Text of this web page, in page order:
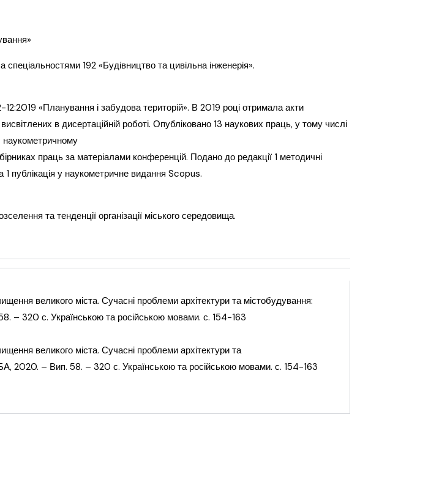
спеціальностями 192 «Будівництво та цивільна інженерія».
«Планування і забудова територій». В 2019 році отримала акти
в дисертаційній роботі. Опубліковано 13 наукових праць, у тому числі
наукометричному
праць за матеріалами конференцій. Подано до редакції 1 методичні
публікація у наукометричне видання Scopus.
та тенденції організації міського середовища.
великого міста. Сучасні проблеми архітектури та містобудування:
– 320 с. Українською та російською мовами. с. 154-163
великого міста. Сучасні проблеми архітектури та
2020. – Вип. 58. – 320 с. Українською та російською мовами. с. 154-163